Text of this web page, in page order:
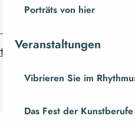
Porträts von hier
Veranstaltungen
Vibrieren Sie im
Das Fest der Kunstberufe
angeben